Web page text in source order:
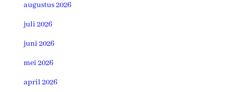
augustus 2026
juli 2026
juni 2026
mei 2026
april 2026